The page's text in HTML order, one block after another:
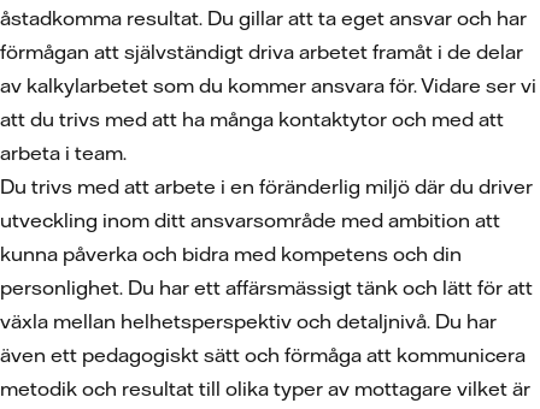
åstadkomma resultat. Du gillar att ta eget ansvar och har
förmågan att självständigt driva arbetet framåt i de delar
av kalkylarbetet som du kommer ansvara för. Vidare ser vi
att du trivs med att ha många kontaktytor och med att
arbeta i team.
Du trivs med att arbete i en föränderlig miljö där du driver
utveckling inom ditt ansvarsområde med ambition att
kunna påverka och bidra med kompetens och din
personlighet. Du har ett affärsmässigt tänk och lätt för att
växla mellan helhetsperspektiv och detaljnivå. Du har
även ett pedagogiskt sätt och förmåga att kommunicera
metodik och resultat till olika typer av mottagare vilket är